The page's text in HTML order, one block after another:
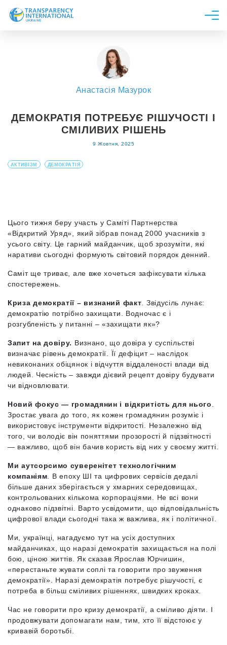
Напрями роботи
Долучитися
Анастасія Мазурок
ДЕМОКРАТІЯ ПОТРЕБУЄ РІШУЧОСТІ І
СМІЛИВИХ РІШЕНЬ
9 Жовтня, 2025
АКТИВІЗМ ДЕМОКРАТІЯ
Цього тижня беру участь у Саміті Партнерства
«Відкритий Уряд», який зібрав понад 2000 учасників з
усього світу. Це гарний майданчик, щоб зрозуміти, які
наративи сьогодні формують світовий порядок денний.
Саміт ще триває, але вже хочеться зафіксувати кілька
спостережень.
Криза демократії – визнаний факт . Звідусіль лунає:
демократію потрібно захищати. Водночас є і
розгубленість у питанні – «захищати як»?
Запит на довіру. Визнано, що довіра у суспільстві
визначає рівень демократії. Її дефіцит – наслідок
невиконаних обіцянок і відчуття віддаленості влади від
людей. Чесність – завжди дієвий рецепт довіру будувати
чи відновлювати.
Новий фокус — громадянин і відкритість для нього
Зростає увага до того, як кожен громадянин розуміє і
використовує інструменти відкритості. Незалежно від
того, чи володіє він поняттями прозорості й підзвітності
— важливо, щоб він бачив користь від них у своєму житті.
Ми аутсорсимо суверенітет технологічним
компаніям . В епоху ШІ та цифрових сервісів дедалі
більше даних зберігається у хмарних середовищах,
контрольованих кількома корпораціями. Не всі вони
однаково підзвітні. Варто усвідомити, що відповідальність
цифрової влади сьогодні така ж важлива, як і політичної.
Ми, українці, нагадуємо тут на усіх доступних
майданчиках, що наразі демократія захищається на полі
бою, ціною життів. Як сказав Ярослав Юрчишин,
«перестаньте жувати соплі та говорити про звуження
демократії». Наразі демократія потребує рішучості, є
потреба в більш сміливих рішеннях, швидких кроках.
Час не говорити про кризу демократії, а сміливо діяти. І
продовжувати допомагати нам, тим, хто її відстоює у
кривавій боротьбі.